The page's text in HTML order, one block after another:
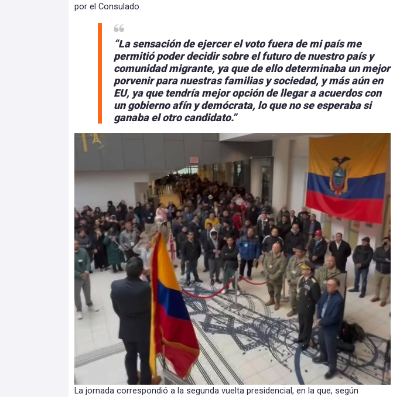
por el Consulado.
“La sensación de ejercer el voto fuera de mi país me
permitió poder decidir sobre el futuro de nuestro país y
comunidad migrante, ya que de ello determinaba un mejor
porvenir para nuestras familias y sociedad, y más aún en
EU, ya que tendría mejor opción de llegar a acuerdos con
un gobierno afín y demócrata, lo que no se esperaba si
ganaba el otro candidato.”
La jornada correspondió a la segunda vuelta presidencial, en la que, según